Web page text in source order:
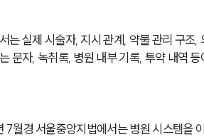
는 실제 시술자, 지시 관계, 약물 관리 구조
문자, 녹취록, 병원 내부 기록, 투약 내역
7월경 서울중앙지법에서는 병원 시스템을